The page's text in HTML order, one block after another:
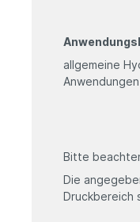
allgemeine
Anwendungen
Bitte
Die
Druckbereich